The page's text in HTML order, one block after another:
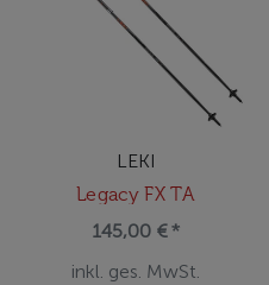
LEKI
Legacy FX TA
145,00 € *
inkl. ges. MwSt.